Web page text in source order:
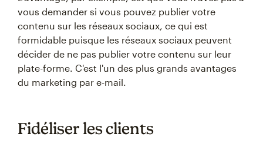
vous demander si vous pouvez publier votre
contenu sur les réseaux sociaux, ce qui est
formidable puisque les réseaux sociaux peuvent
décider de ne pas publier votre contenu sur leur
plate-forme. C'est l'un des plus grands avantages
du marketing par e-mail.
Fidéliser les clients